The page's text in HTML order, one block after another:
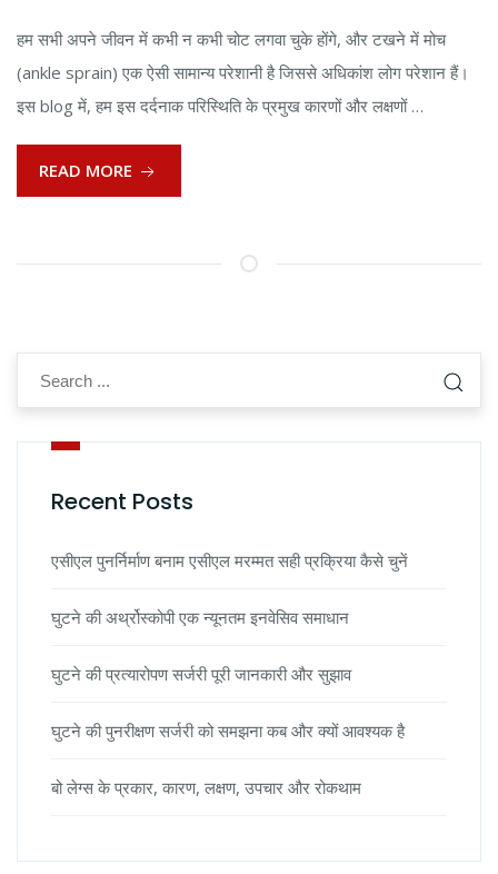
हम सभी अपने जीवन में कभी न कभी चोट लगवा चुके होंगे, और टखने में मोच
(ankle sprain) एक ऐसी सामान्य परेशानी है जिससे अधिकांश लोग परेशान हैं।
इस blog में, हम इस दर्दनाक परिस्थिति के प्रमुख कारणों और लक्षणों …
READ MORE
Recent Posts
एसीएल पुनर्निर्माण बनाम एसीएल मरम्मत सही प्रक्रिया कैसे चुनें
घुटने की अर्थ्रोस्कोपी एक न्यूनतम इनवेसिव समाधान
घुटने की प्रत्यारोपण सर्जरी पूरी जानकारी और सुझाव
घुटने की पुनरीक्षण सर्जरी को समझना कब और क्यों आवश्यक है
बो लेग्स के प्रकार, कारण, लक्षण, उपचार और रोकथाम